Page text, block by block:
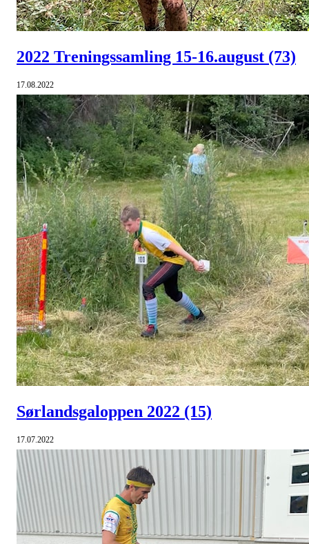
2022 Treningssamling 15-16.august (73)
17.08.2022
Sørlandsgaloppen 2022 (15)
17.07.2022